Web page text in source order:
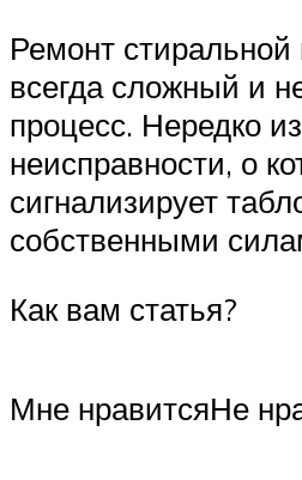
Ремонт
всегда сложный и
процесс. Нередко
неисправности, о
сигнализирует
собственными
Как вам статья?
Мне нравитсяНе